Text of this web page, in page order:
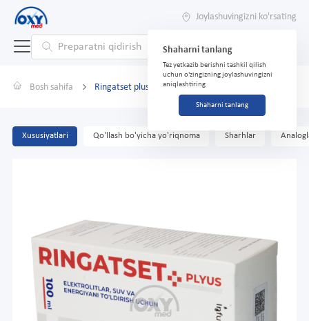
Joylashuvingizni ko'rsating
Shaharni tanlang
Tez yetkazib berishni tashkil qilish
uchun o'zingizning joylashuvingizni
aniqlashtiring
Shaharni tanlang
Bosh sahifa Ringatset plus 100ml
Xususiyatlari Qo'llash bo'yicha yo'riqnoma Sharhlar